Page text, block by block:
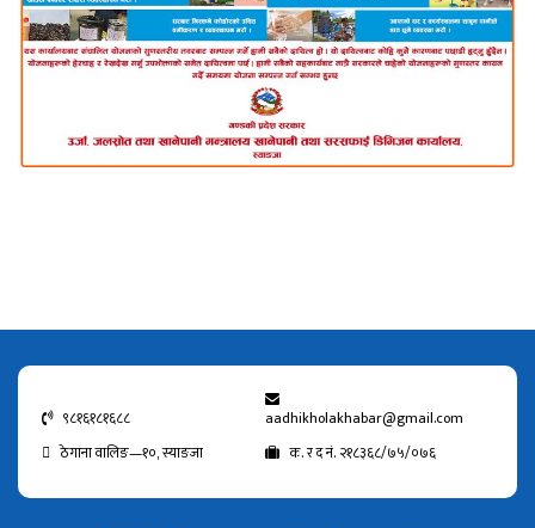
९८१६१८१६८८
aadhikholakhabar@gmail.com
ठेगाना वालिङ—१०, स्याङजा
क. र द नं. २१८३६८/७५/०७६